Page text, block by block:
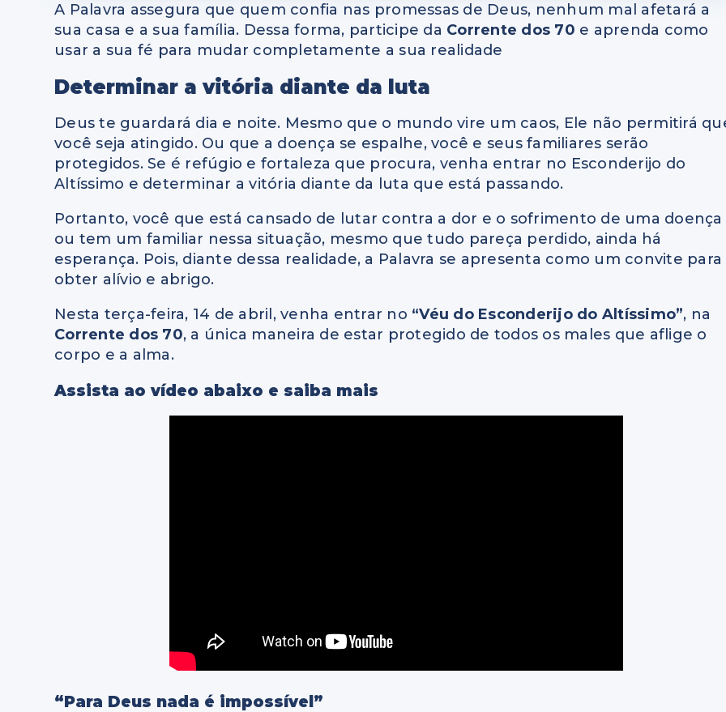
A Palavra assegura que quem confia nas promessas de Deus, nenhum mal afetará a
sua casa e a sua família. Dessa forma, participe da Corrente dos 70 e aprenda como
usar a sua fé para mudar completamente a sua realidade
Determinar a vitória diante da luta
Deus te guardará dia e noite. Mesmo que o mundo vire um caos, Ele não permitirá
você seja atingido. Ou que a doença se espalhe, você e seus familiares serão
protegidos. Se é refúgio e fortaleza que procura, venha entrar no Esconderijo do
Altíssimo e determinar a vitória diante da luta que está passando.
Portanto, você que está cansado de lutar contra a dor e o sofrimento de uma doença
ou tem um familiar nessa situação, mesmo que tudo pareça perdido, ainda há
esperança. Pois, diante dessa realidade, a Palavra se apresenta como um convite para
obter alívio e abrigo.
Nesta terça-feira, 14 de abril, venha entrar no “Véu do Esconderijo do Altíssimo”, na
Corrente dos 70, a única maneira de estar protegido de todos os males que aflige o
corpo e a alma.
Assista ao vídeo abaixo e saiba mais
“Para Deus nada é impossível”